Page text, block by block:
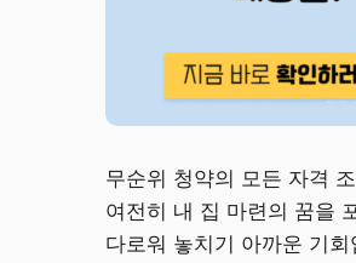
무순위 청약의 모든 자격
여전히 내 집 마련의 꿈을
다로워 놓치기 아까운 기